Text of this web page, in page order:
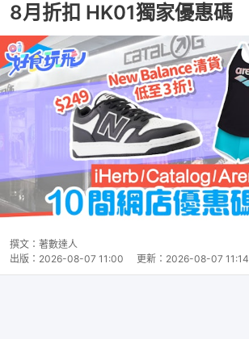
8月折扣 HK01獨家優惠碼
撰文： 著數達人
出版： 2026-08-07 11:00 更新： 2026-08-07 11:14